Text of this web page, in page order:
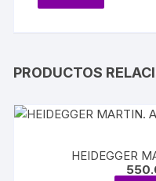
PRODUCTOS
HEIDEGGER